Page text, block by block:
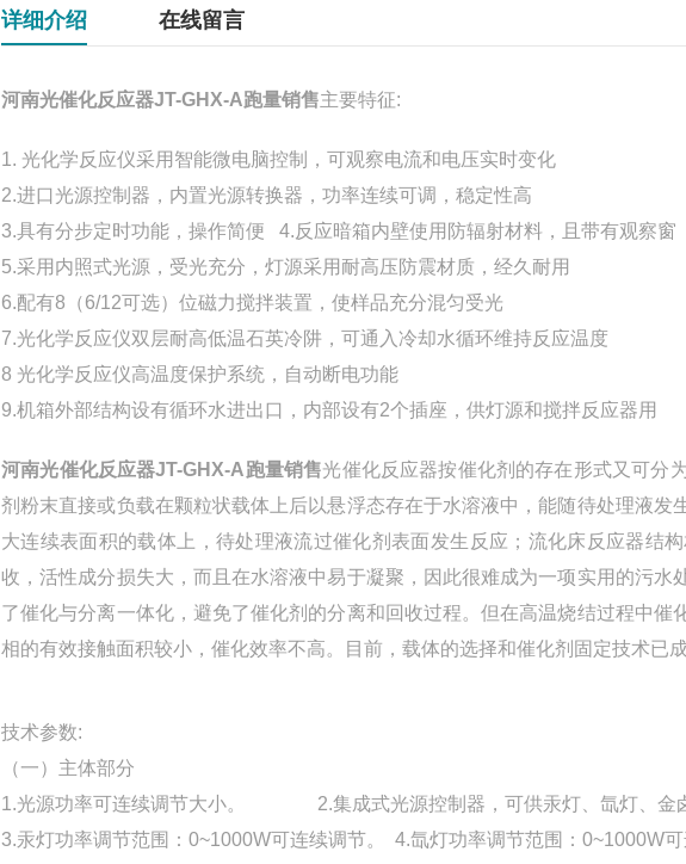
详细介绍 在线留言
河南光催化反应器JT-GHX-A跑量销售主要特征:
1. 光化学反应仪采用智能微电脑控制，可观察电流和电压实时变化
2.进口光源控制器，内置光源转换器，功率连续可调，稳定性高
3.具有分步定时功能，操作简便 4.反应暗箱内壁使用防辐射材料，且带有观察窗
5.采用内照式光源，受光充分，灯源采用耐高压防震材质，经久耐用
6.配有8（6/12可选）位磁力搅拌装置，使样品充分混匀受光
7.光化学反应仪双层耐高低温石英冷阱，可通入冷却水循环维持反应温度
8 光化学反应仪高温度保护系统，自动断电功能
9.机箱外部结构设有循环水进出口，内部设有2个插座，供灯源和搅拌反应器用
河南光催化反应器JT-GHX-A跑量销售光催化反应器按催化剂的存在形式又可分
剂粉末直接或负载在颗粒状载体上后以悬浮态存在于水溶液中，能随待处理液
大连续表面积的载体上，待处理液流过催化剂表面发生反应；流化床反应器结
收，活性成分损失大，而且在水溶液中易于凝聚，因此很难成为一项实用的污
了催化与分离一体化，避免了催化剂的分离和回收过程。但在高温烧结过程中
相的有效接触面积较小，催化效率不高。目前，载体的选择和催化剂固定技术已
技术参数:
（一）主体部分
1.光源功率可连续调节大小。 2.集成式光源控制器，可供汞灯、氙灯、金卤
3.汞灯功率调节范围：0~1000W可连续调节。 4.氙灯功率调节范围：0~1000W可